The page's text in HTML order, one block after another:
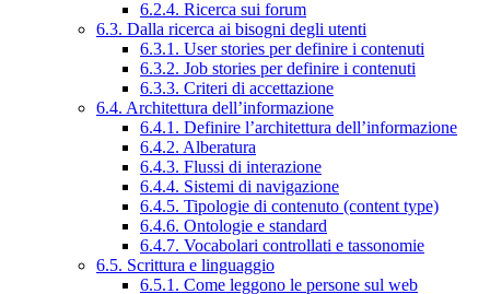
6.2.4. Ricerca sui forum
6.3. Dalla ricerca ai bisogni degli utenti
6.3.1. User stories per definire i contenuti
6.3.2. Job stories per definire i contenuti
6.3.3. Criteri di accettazione
6.4. Architettura dell’informazione
6.4.1. Definire l’architettura dell’informazione
6.4.2. Alberatura
6.4.3. Flussi di interazione
6.4.4. Sistemi di navigazione
6.4.5. Tipologie di contenuto (content type)
6.4.6. Ontologie e standard
6.4.7. Vocabolari controllati e tassonomie
6.5. Scrittura e linguaggio
6.5.1. Come leggono le persone sul web